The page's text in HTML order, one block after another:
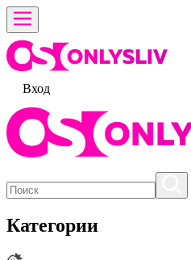
Вход
Категории